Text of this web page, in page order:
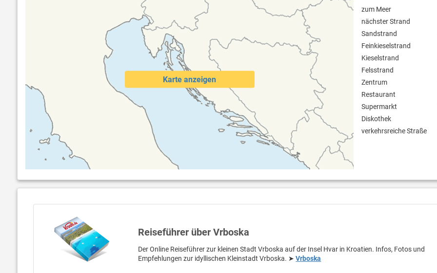
Karte anzeigen
zum Meer
nächster Strand
Sandstrand
Feinkieselstrand
Kieselstrand
Felsstrand
Zentrum
Restaurant
Supermarkt
Diskothek
verkehrsreiche Straße
Reiseführer über Vrboska
Der Online Reiseführer zur kleinen Stadt Vrboska auf der Insel Hvar in Kroatien. Infos, Fotos und
Empfehlungen zur idyllischen Kleinstadt Vrboska. ➤Vrboska